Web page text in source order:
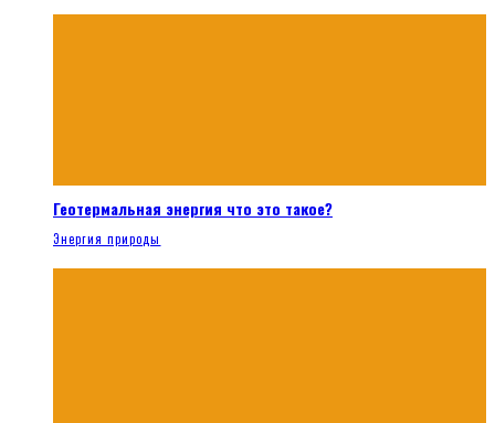
Геотермальная энергия что это такое?
Энергия природы